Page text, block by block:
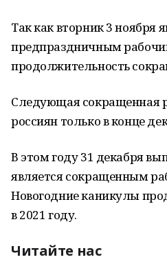
Так как вторник 3 ноября
предпраздничным
продолжительность
Следующая сокращенная
россиян только в конце
В этом году 31 декабря
является сокращенным
Новогодние каникулы
в 2021 году.
Читайте нас